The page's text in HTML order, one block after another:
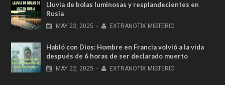
Lluvia de bolas luminosas y resplandecientes en
Rusia
MAY 23, 2025 - EXTRANOTIX MISTERIO
Habló con Dios: Hombre en Francia volvió a la vida
después de 6 horas de ser declarado muerto
MAY 22, 2025 - EXTRANOTIX MISTERIO